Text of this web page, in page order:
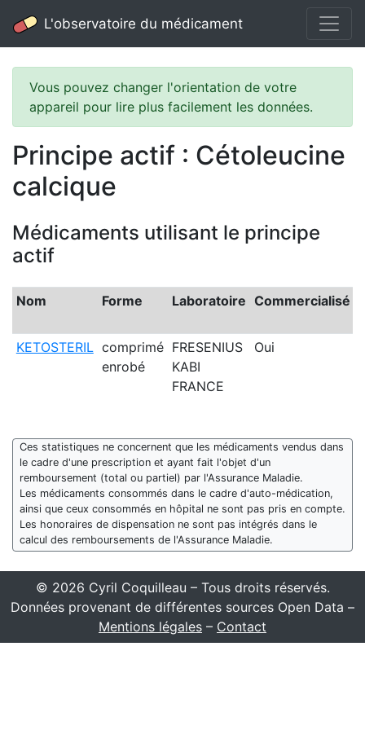
L'observatoire du médicament
Vous pouvez changer l'orientation de votre
appareil pour lire plus facilement les données.
Principe actif : Cétoleucine
calcique
Médicaments utilisant le principe
actif
Nom Forme Laboratoire Commercialisé
KETOSTERIL comprimé
enrobé
FRESENIUS
KABI
FRANCE
Oui
Ces statistiques ne concernent que les médicaments vendus dans
le cadre d'une prescription et ayant fait l'objet d'un
remboursement (total ou partiel) par l'Assurance Maladie.
Les médicaments consommés dans le cadre d'auto-médication,
ainsi que ceux consommés en hôpital ne sont pas pris en compte.
Les honoraires de dispensation ne sont pas intégrés dans le
calcul des remboursements de l'Assurance Maladie.
© 2026 Cyril Coquilleau – Tous droits réservés.
Données provenant de différentes sources Open Data –
Mentions légales – Contact